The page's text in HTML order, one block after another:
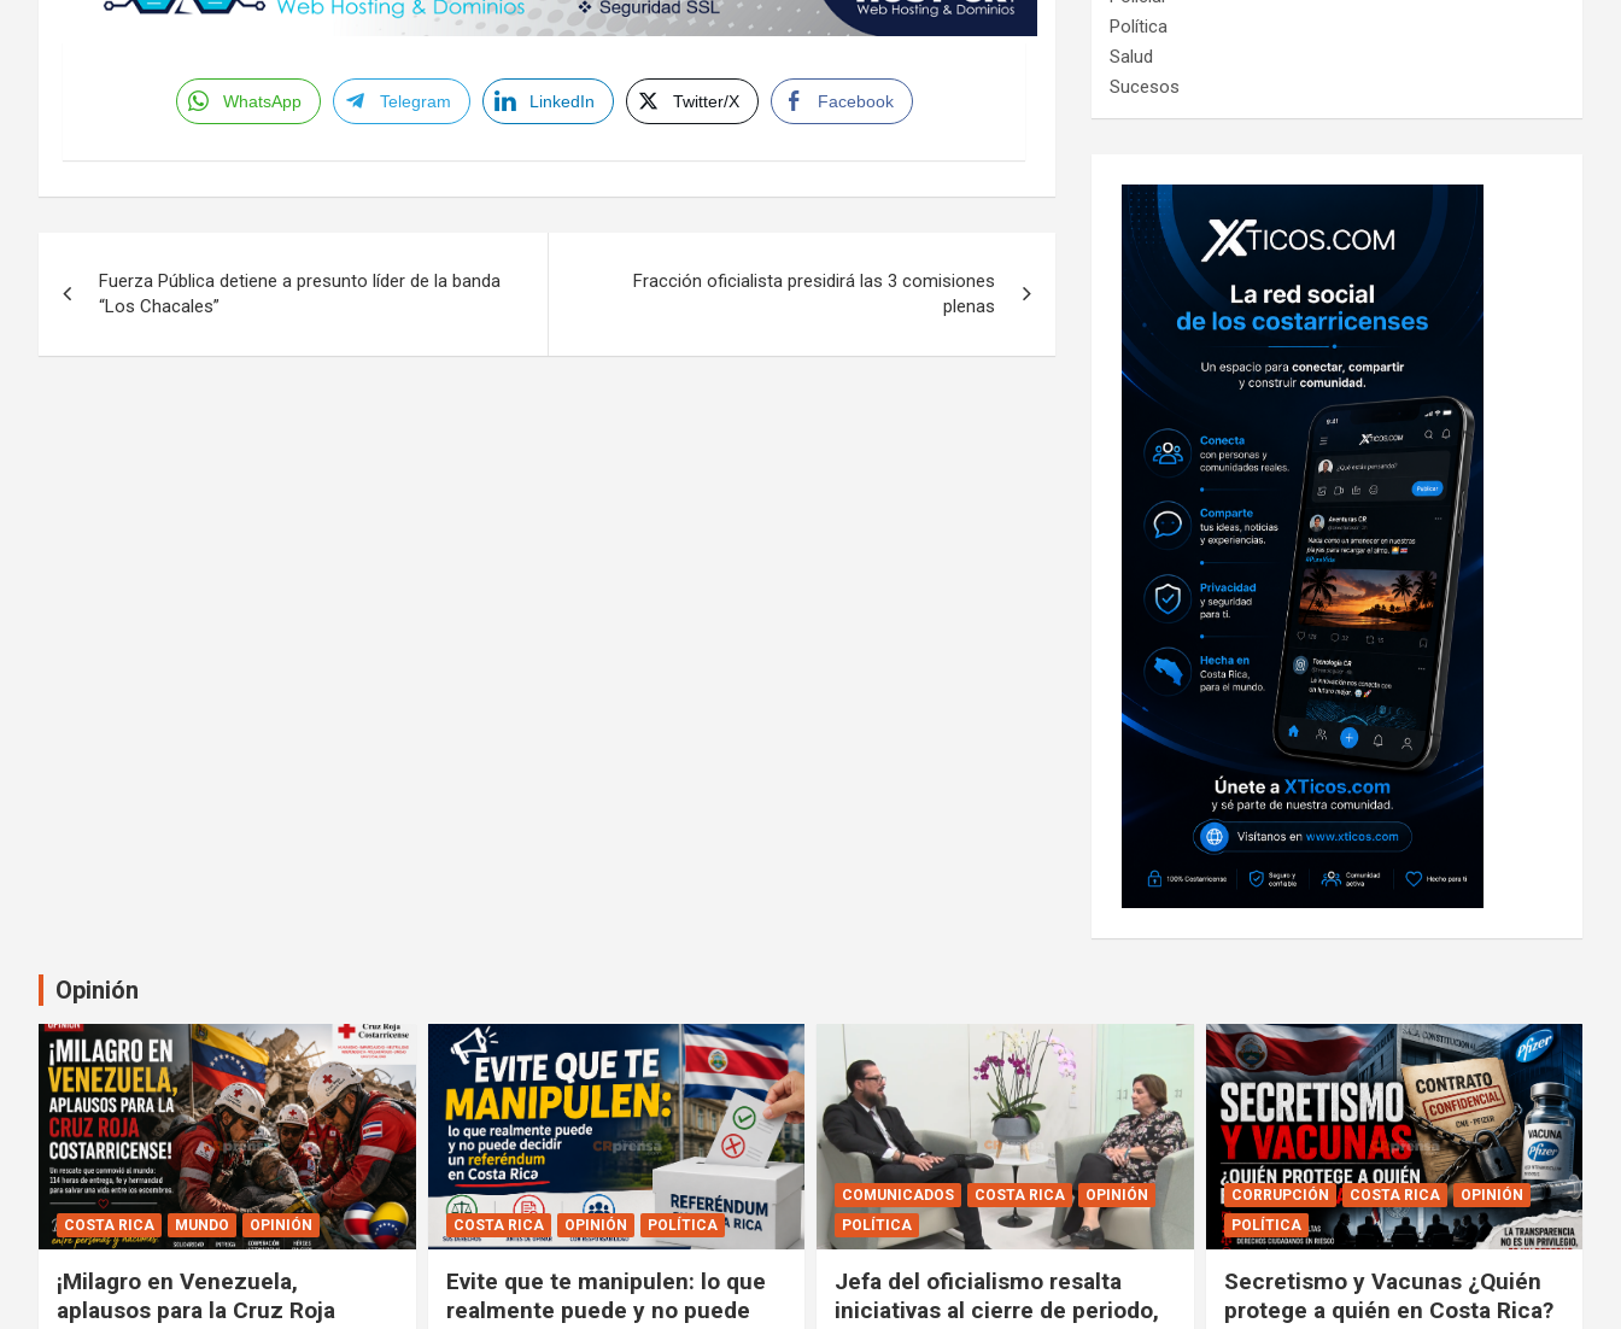
WhatsApp Telegram LinkedIn Twitter/X Facebook
de
entradas
Fuerza Pública detiene a presunto líder de la banda
“Los Chacales”
Fracción oficialista presidirá las 3 comisiones
plenas
Política
Salud
Sucesos
Opinión
COSTA RICA MUNDO OPINIÓN
¡Milagro en Venezuela,
aplausos para la Cruz Roja
COSTA RICA OPINIÓN POLÍTICA
Evite que te manipulen: lo que
realmente puede y no puede
COMUNICADOS COSTA RICA
OPINIÓN
POLÍTICA
Jefa del oficialismo resalta
iniciativas al cierre de periodo,
CORRUPCIÓN COSTA RICA
OPINIÓN
POLÍTICA
Secretismo y Vacunas ¿Quién
protege a quién en Costa Rica?